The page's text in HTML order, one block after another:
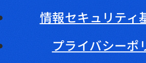
情報セキュリティ
プライバシーポ